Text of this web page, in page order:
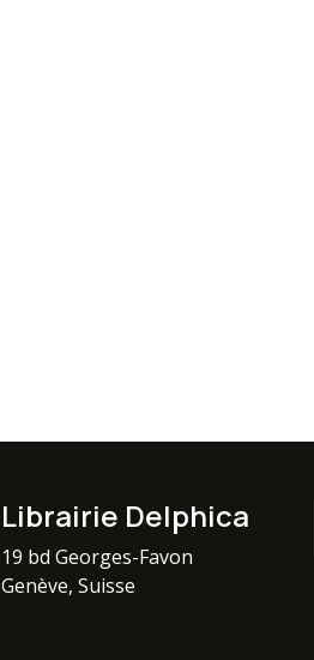
Librairie Delphica
19 bd Georges-Favon
Genève, Suisse